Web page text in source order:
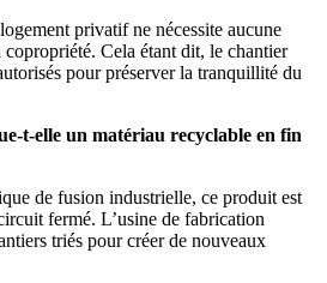
privatif ne nécessite aucune
Cela étant dit, le chantier
pour préserver la tranquillité du
t-elle un matériau recyclable en fin
de fusion industrielle, ce produit est
fermé. L’usine de fabrication
triés pour créer de nouveaux